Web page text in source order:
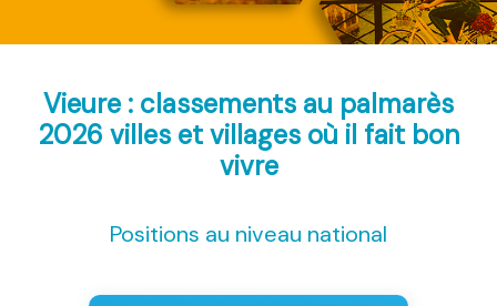
Vieure : classements au palmarès
2026 villes et villages où il fait bon
vivre
Positions au niveau national